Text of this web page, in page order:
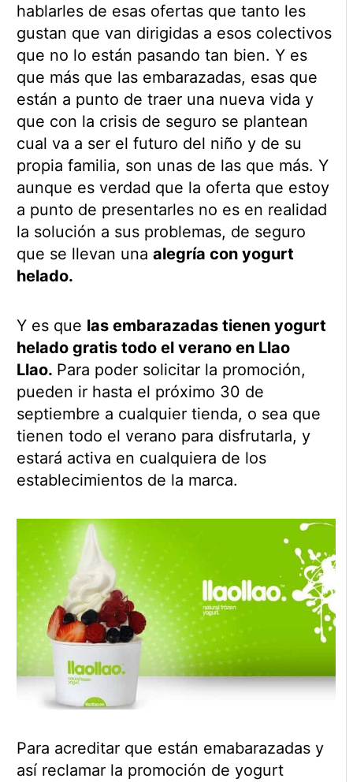
hablarles de esas ofertas que tanto les
gustan que van dirigidas a esos colectivos
que no lo están pasando tan bien. Y es
que más que las embarazadas, esas que
están a punto de traer una nueva vida y
que con la crisis de seguro se plantean
cual va a ser el futuro del niño y de su
propia familia, son unas de las que más. Y
aunque es verdad que la oferta que estoy
a punto de presentarles no es en realidad
la solución a sus problemas, de seguro
que se llevan una alegría con yogurt
helado.
Y es que las embarazadas tienen yogurt
helado gratis todo el verano en Llao
Llao. Para poder solicitar la promoción,
pueden ir hasta el próximo 30 de
septiembre a cualquier tienda, o sea que
tienen todo el verano para disfrutarla, y
estará activa en cualquiera de los
establecimientos de la marca.
Para acreditar que están emabarazadas y
así reclamar la promoción de yogurt